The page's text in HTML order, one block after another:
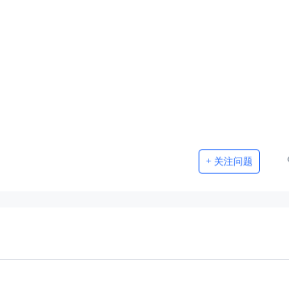
+ 关注问题